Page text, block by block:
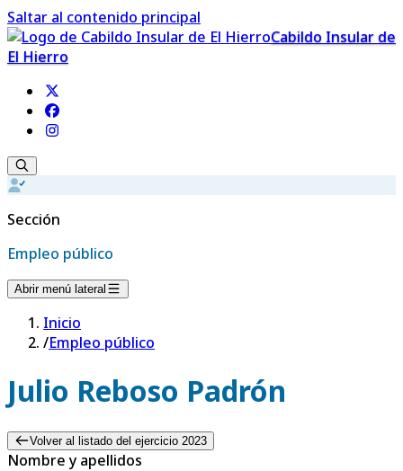
Saltar al contenido principal
Cabildo Insular de
El Hierro
Sección
Empleo público
Abrir menú lateral
Inicio
/Empleo público
Julio Reboso Padrón
Volver al listado del ejercicio 2023
Nombre y apellidos